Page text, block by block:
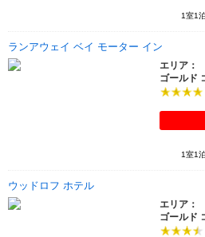
1室1
ランアウェイ ベイ モーター イン
エリア：
ゴールド
1室1
ウッドロフ ホテル
エリア：
ゴールド